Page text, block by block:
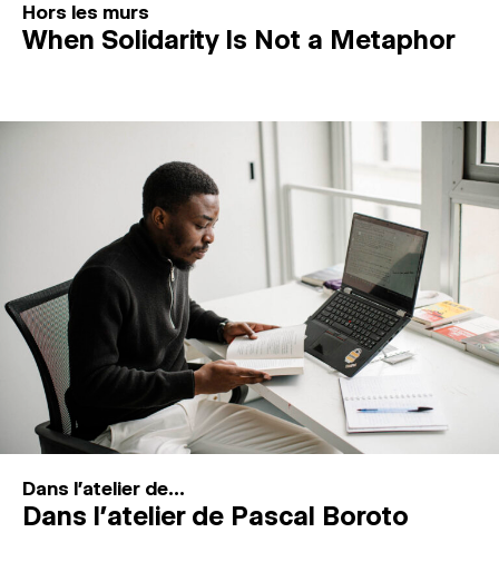
Hors les murs
When Solidarity Is Not a Metaphor
Dans l'atelier de...
Dans l’atelier de Pascal Boroto